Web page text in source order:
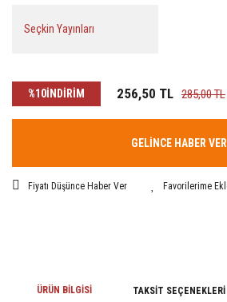
Seçkin Yayınları
%10İNDİRİM 256,50 TL 285,00 TL
GELİNCE HABER VER
Fiyatı Düşünce Haber Ver
ÜRÜN BILGISI TAKSIT SEÇENEKLERI